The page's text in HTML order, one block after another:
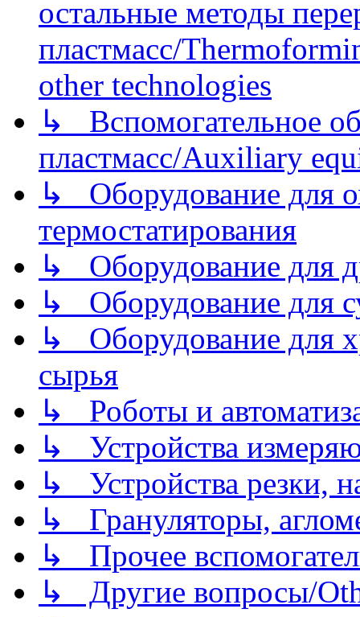
остальные методы
пластмасс/
other technologies
↳ Вспомогательное
пластмасс/Auxiliary
↳ Оборудование для
термостатирования
↳ Оборудование для
↳ Оборудование для
↳ Оборудование для
сырья
↳ Роботы и
↳ Устройства
↳ Устройства резки,
↳ Грануляторы,
↳ Прочее
↳ Другие вопросы/